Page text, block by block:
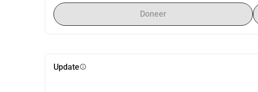
van Nederland 10.000 kinderverjaardagen te realiseren.
https://nsr.ladiescircle.nlDoneer
Updateinfo